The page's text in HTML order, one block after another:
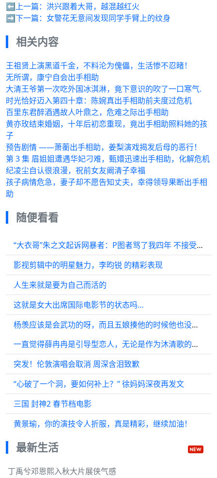
⬅️上一篇： 洪兴跟着大哥，越混越红火
➡️下一篇： 女警花无意间发现同学手臂上的纹身
相关内容
王祖贤上演黑道千金，不料沦为傀儡，生活惨不忍睹！
无所谓，康宁自会出手相助
大清王爷第一次吃外国冰淇淋，竟下意识的吹了一口寒气.
时光恰好迈入第四十章：陈婉真出手相助前夫度过危机
百里东君醉酒遇故人叶鼎之，危难之际出手相助
黄亦玫结束婚姻，十年后初恋重现，竟出手相助照料她的孩
子
预告剧情 ——萧蘅出手相助，姜梨演戏揭发后母的恶行！
第 3 集 眉姐姐遭遇华妃刁难，甄嬛迅速出手相助，化解危机
纪凌尘自认很浪漫，祝前女友阚清子幸福
孩子病情危急，妻子却不愿告知丈夫，幸得领导果断出手相
助
随便看看
“大衣哥”朱之文起诉网暴者：P图者骂了我四年 不接受调解
影视剪辑中的明星魅力，李昀锐 的精彩表现
人生来就是要为自己而活的
这就是女大出席国际电影节的状态吗…
杨羡应该是会武功的呀，而且五娘揍他的时候他也没还手，真的是一个愿意揍…
一直觉得薛冉冉是引导型恋人，无论是作为沐清歌的师父阶段…
突发！伦敦演唱会取消 周深含泪致歉
“心破了一个洞，要如何补上？” 徐妈妈深夜再发文
三国 封神2 春节档电影
黄景瑜，你的演技令人折服，真是精彩，继续加油！
最新生活
丁禹兮邓恩熙入秋大片展侠气感